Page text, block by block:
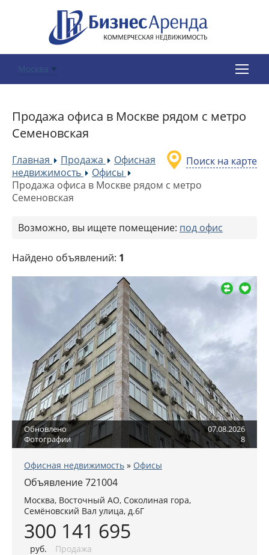
Москва
Продажа офиса в Москве рядом с метро
Семеновская
Поиск на карте
Главная »Продажа »Офисная
недвижимость
»Офисы
Продажа офиса в Москве рядом с метро
Семеновская
Возможно, вы ищете помещение: под офис
Найдено объявлений: 1
Обновлено
07.08.2026
Фотографии
8
Офисная недвижимость » Офисы
Объявление 721004
Москва, Восточный АО, Соколиная гора,
Семёновский Вал улица, д.6Г
300 141 695
руб. Продажа